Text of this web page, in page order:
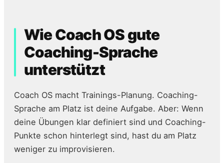
Wie Coach OS gute
Coaching-Sprache
unterstützt
Coach OS macht Trainings-Planung. Coaching-
Sprache am Platz ist deine Aufgabe. Aber: Wenn
deine Übungen klar definiert sind und Coaching-
Punkte schon hinterlegt sind, hast du am Platz
weniger zu improvisieren.